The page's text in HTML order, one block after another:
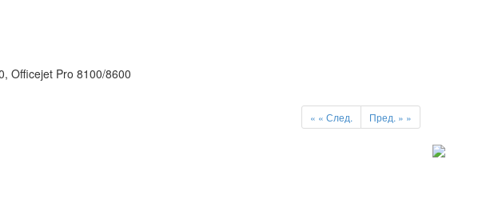
Officejet Pro 8100/8600
« « След. Пред. » »